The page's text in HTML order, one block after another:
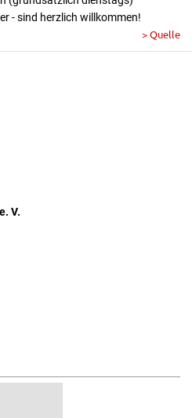
- sind herzlich willkommen!
> Quelle
V.